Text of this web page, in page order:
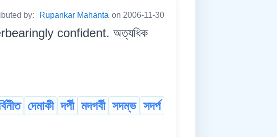
by: Rupankar Mahanta on 2006-11-30
confident. অত্যধিক
দেমাকী দৰ্পী মদগৰ্বী সদম্ভ সদৰ্প